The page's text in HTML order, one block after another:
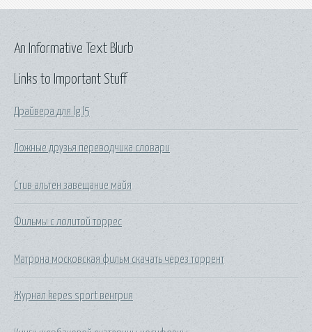
Links to Important Stuff
Драйвера для lg l5
Ложные друзья переводчика словари
Стив альтен завещание майя
Фильмы с лолитой торрес
Матрона московская фильм скачать через торрент
Журнал kepes sport венгрия
An Informative Text Blurb